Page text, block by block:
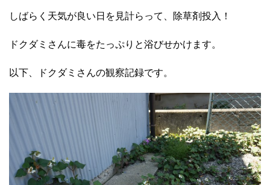
しばらく天気が良い日を見計らって、除草剤投入！
ドクダミさんに毒をたっぷりと浴びせかけます。
以下、ドクダミさんの観察記録です。